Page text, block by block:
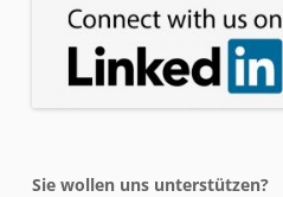
Sie wollen uns unterstützen?